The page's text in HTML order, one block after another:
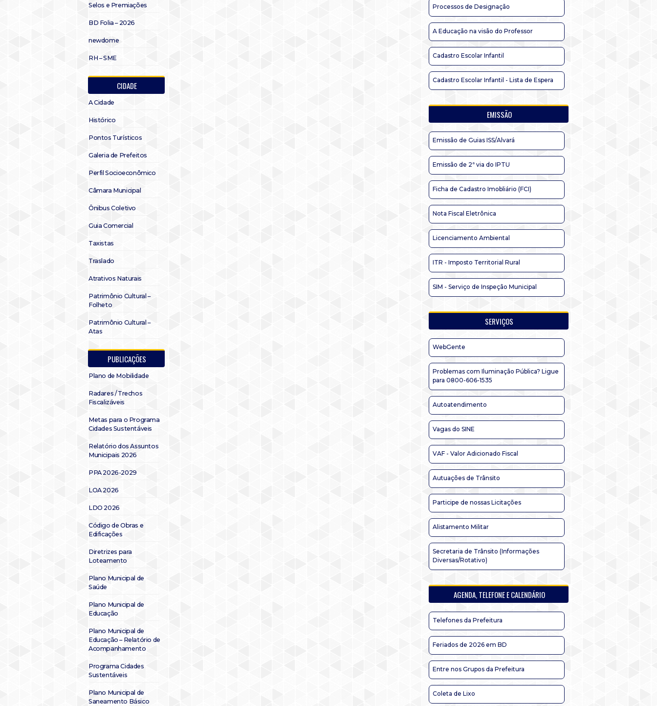
Selos e Premiações
BD Folia – 2026
newdome
RH – SME
CIDADE
A Cidade
Histórico
Pontos Turísticos
Galeria de Prefeitos
Perfil Socioeconômico
Câmara Municipal
Ônibus Coletivo
Guia Comercial
Taxistas
Traslado
Atrativos Naturais
Patrimônio Cultural –
Folheto
Patrimônio Cultural –
Atas
PUBLICAÇÕES
Plano de Mobilidade
Radares / Trechos
Fiscalizáveis
Metas para o Programa
Cidades Sustentáveis
Relatório dos Assuntos
Municipais 2026
PPA 2026-2029
LOA 2026
LDO 2026
Código de Obras e
Edificações
Diretrizes para
Loteamento
Plano Municipal de
Saúde
Plano Municipal de
Educação
Plano Municipal de
Educação – Relatório de
Acompanhamento
Programa Cidades
Sustentáveis
Plano Municipal de
Saneamento Básico
Processos de Designação
A Educação na visão do Professor
Cadastro Escolar Infantil
Cadastro Escolar Infantil - Lista de Espera
EMISSÃO
Emissão de Guias ISS/Alvará
Emissão de 2ª via do IPTU
Ficha de Cadastro Imobliário (FCI)
Nota Fiscal Eletrônica
Licenciamento Ambiental
ITR - Imposto Territorial Rural
SIM - Serviço de Inspeção Municipal
SERVIÇOS
WebGente
Problemas com Iluminação Pública? Ligue
para 0800-606-1535
Autoatendimento
Vagas do SINE
VAF - Valor Adicionado Fiscal
Autuações de Trânsito
Participe de nossas Licitações
Alistamento Militar
Secretaria de Trânsito (Informações
Diversas/Rotativo)
AGENDA, TELEFONE E CALENDÁRIO
Telefones da Prefeitura
Feriados de 2026 em BD
Entre nos Grupos da Prefeitura
Coleta de Lixo